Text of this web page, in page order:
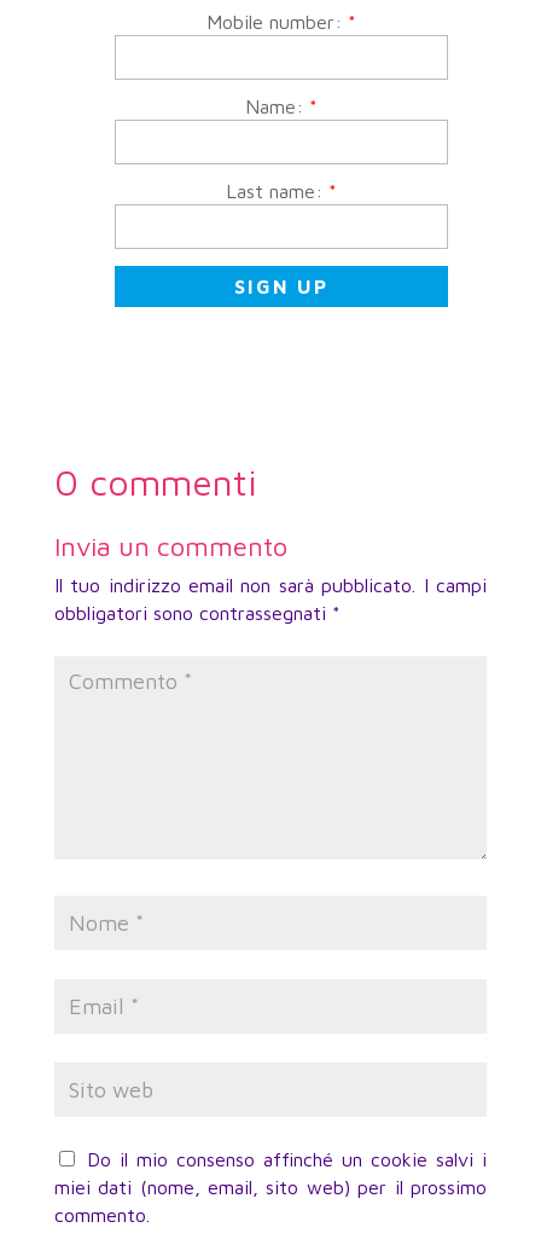
Mobile number: *
Name: *
Last name: *
0 commenti
Invia un commento
Il tuo indirizzo email non sarà pubblicato.
I campi
obbligatori sono contrassegnati *
Do il mio consenso affinché un cookie salvi i
miei dati (nome, email, sito web) per il prossimo
commento.